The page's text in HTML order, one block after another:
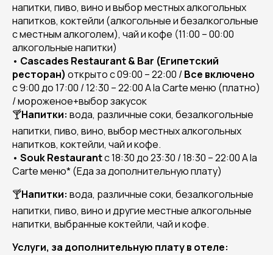
напитки, пиво, вино и выбор местных алкогольных
напитков, коктейли (алкогольные и безалкогольные
с местным алкоголем), чай и кофе (11:00 – 00:00
алкогольные напитки)
• Cascades Restaurant&Bar (Египетский
ресторан) открыто с 09:00 – 22:00 /Все включено
с 9:00 до 17:00 / 12:30 – 22:00 A la Carte меню (платно)
/ мороженое+выбор закусок
🍸Напитки: вода, различные соки, безалкогольные
напитки, пиво, вино, выбор местных алкогольных
напитков, коктейли, чай и кофе.
• SoukRestaurantс 18:30 до 23:30 / 18:30 – 22:00 A la
Carte меню* (Еда за дополнительную плату)
🍸Напитки: вода, различные соки, безалкогольные
напитки, пиво, вино и другие местные алкогольные
напитки, выбранные коктейли, чай и кофе.
Услуги, за дополнительную плату в отеле: